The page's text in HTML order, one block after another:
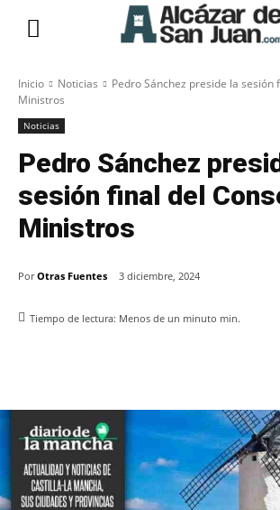
Inicio Noticias
Pedro Sánchez preside la sesión
Ministros
Noticias
Pedro Sánchez
sesión final del
Ministros
Por Otras Fuentes 3 diciembre, 2024
Tiempo de lectura: Menos de un minuto min.